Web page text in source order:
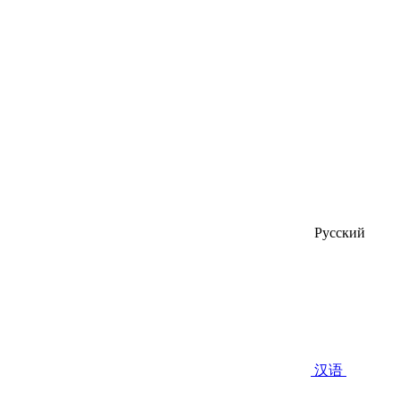
Русский
汉语